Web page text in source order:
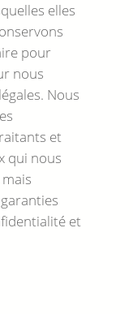
elles
pour
nous
Nous
et
qui nous
et